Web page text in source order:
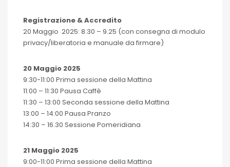
Registrazione & Accredito
20 Maggio 2025: 8.30 – 9.25 (con consegna di modulo
privacy/liberatoria e manuale da firmare)
20 Maggio 2025
9:30-11:00 Prima sessione della Mattina
11:00 – 11:30 Pausa Caffè
11:30 – 13:00 Seconda sessione della Mattina
13:00 – 14:00 Pausa Pranzo
14:30 – 16.30 Sessione Pomeridiana
21 Maggio 2025
9:00-11:00 Prima sessione della Mattina